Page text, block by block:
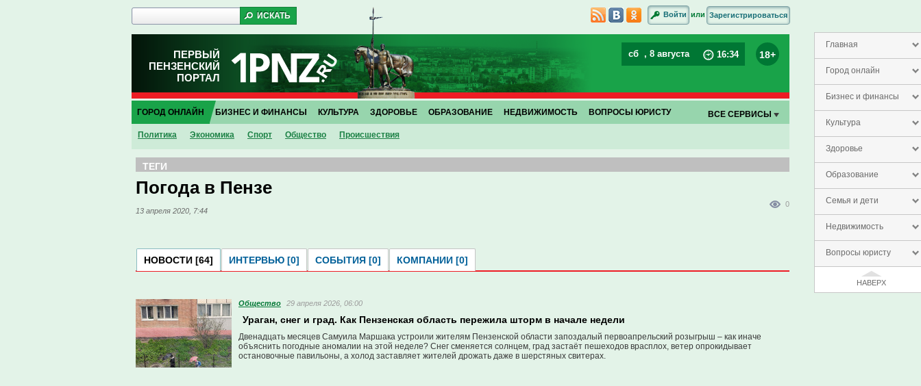
Главная
Город онлайн
Бизнес и финансы
Культура
Здоровье
Образование
Семья и дети
Недвижимость
Вопросы юристу
НАВЕРХ
Войти или Зарегистрироваться
ПЕРВЫЙ
ПЕНЗЕНСКИЙ
ПОРТАЛ
сб , 8 августа 16:34 18+
ГОРОД ОНЛАЙН
Политика Экономика Спорт Общество Проиcшествия
БИЗНЕС И ФИНАНСЫ КУЛЬТУРА ЗДОРОВЬЕ ОБРАЗОВАНИЕ НЕДВИЖИМОСТЬ ВОПРОСЫ ЮРИСТУ ВСЕ СЕРВИСЫ
ТЕГИ
Погода в Пензе
13 апреля 2020, 7:44
0
НОВОСТИ [64] ИНТЕРВЬЮ [0] СОБЫТИЯ [0] КОМПАНИИ [0]
Общество 29 апреля 2026, 06:00
Ураган, снег и град. Как Пензенская область пережила шторм в начале недели
Двенадцать месяцев Самуила Маршака устроили жителям Пензенской области запоздалый первоапрельский розыгрыш – как иначе
объяснить погодные аномалии на этой неделе? Снег сменяется солнцем, град застаёт пешеходов врасплох, ветер опрокидывает
остановочные павильоны, а холод заставляет жителей дрожать даже в шерстяных свитерах.